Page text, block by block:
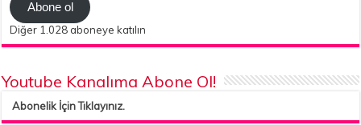
Abone ol
Diğer 1.028 aboneye katılın
Youtube Kanalıma Abone Ol!
Abonelik İçin Tıklayınız.